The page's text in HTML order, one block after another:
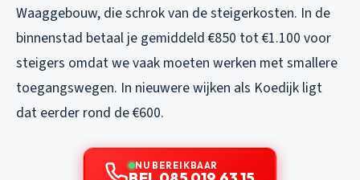
Waaggebouw, die schrok van de steigerkosten. In de
binnenstad betaal je gemiddeld €850 tot €1.100 voor
steigers omdat we vaak moeten werken met smallere
toegangswegen. In nieuwere wijken als Koedijk ligt
dat eerder rond de €600.
NU BEREIKBAAR